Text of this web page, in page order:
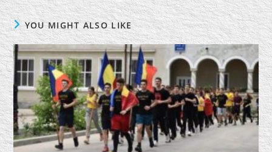
YOU MIGHT ALSO LIKE